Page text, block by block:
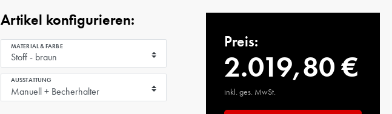
Artikel konfigurieren:
MATERIAL & FARBE
AUSSTATTUNG
Preis:
2.019,80 €
inkl. ges. MwSt.